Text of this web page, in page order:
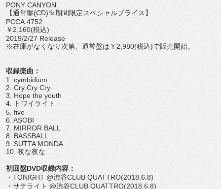
PONY CANYON
【通常盤(CD)※期間限定スペシャルプライス】
PCCA.4752
￥2,160(税込)
2019/2/27 Release
※在庫がなくなり次第、通常盤は￥2,980(税込)で販売開始。
収録楽曲：
1. cymbidium
2. Cry Cry Cry
3. Hope the youth
4. トワイライト
5. five
6. ASOBI
7. MIRROR BALL
8. BASSBALL
9. SUTTA MONDA
10. 夜な夜な
初回盤DVD収録内容：
・TONIGHT @渋谷CLUB QUATTRO(2018.6.8)
・サテライト @渋谷CLUB QUATTRO(2018.6.8)